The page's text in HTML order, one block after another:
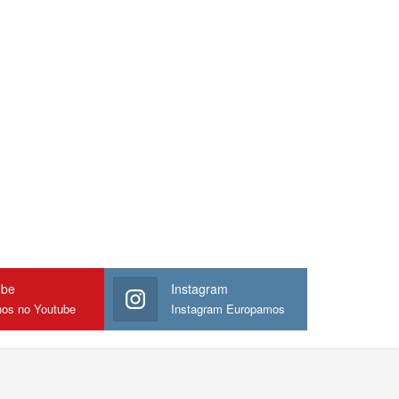
no Youtube
Instagram
Instagram Europamos